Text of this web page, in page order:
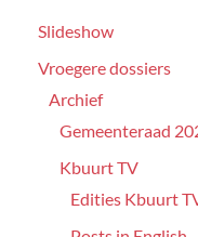
Slideshow
Vroegere dossiers
Archief
Gemeenteraad
Kbuurt TV
Edities Kbuurt